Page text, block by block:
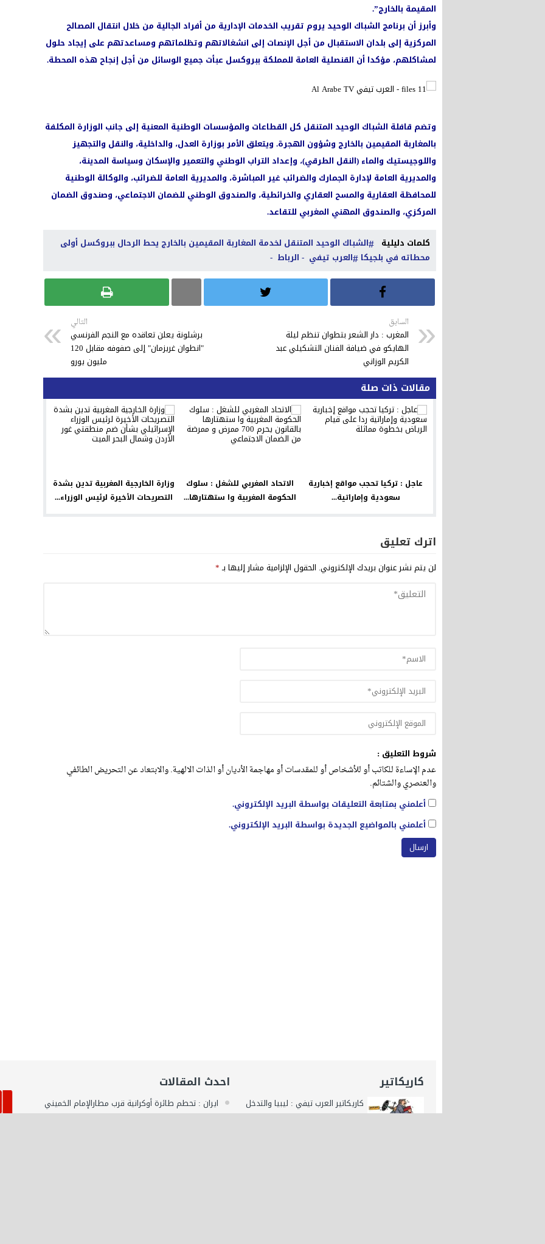
المقيمة بالخارج”.
وأبرز أن برنامج الشباك الوحيد يروم تقريب الخدمات الإدارية من أفراد الجالية من خلال انتقال المصالح
المركزية إلى بلدان الاستقبال من أجل الإنصات إلى انشغالاتهم وتظلماتهم ومساعدتهم على إيجاد حلول
لمشاكلهم، مؤكدا أن القنصلية العامة للمملكة ببروكسل عبأت جميع الوسائل من أجل إنجاح هذه المحطة.
وتضم قافلة الشباك الوحيد المتنقل كل القطاعات والمؤسسات الوطنية المعنية إلى جانب الوزارة المكلفة
بالمغاربة المقيمين بالخارج وشؤون الهجرة. ويتعلق الأمر بوزارة العدل، والداخلية، والنقل والتجهيز
واللوجيستيك والماء (النقل الطرقي)، وإعداد التراب الوطني والتعمير والإسكان وسياسة المدينة،
والمديرية العامة لإدارة الجمارك والضرائب غير المباشرة، والمديرية العامة للضرائب، والوكالة الوطنية
للمحافظة العقارية والمسح العقاري والخرائطية، والصندوق الوطني للضمان الاجتماعي، وصندوق الضمان
المركزي، والصندوق المهني المغربي للتقاعد.
كلمات دليلية
الشباك الوحيد المتنقل لخدمة المغاربة المقيمين بالخارج يحط الرحال ببروكسل أولى
محطاته في بلجيكا العرب تيفي - الرباط -
السابق
المغرب : دار الشعر بتطوان تنظم ليلة
الهايكو في ضيافة الفنان التشكيلي عبد
الكريم الوزاني
التالي
برشلونة يعلن تعاقده مع النجم الفرنسي
"انطوان غريزمان" إلى صفوفه مقابل 120
مليون يورو
مقالات ذات صلة
عاجل : تركيا تحجب مواقع إخبارية
سعودية وإماراتية...
الاتحاد المغربي للشغل : سلوك
الحكومة المغربية وا ستهتارها...
وزارة الخارجية المغربية تدين بشدة
التصريحات الأخيرة لرئيس الوزراء...
اترك تعليق
لن يتم نشر عنوان بريدك الإلكتروني. الحقول الإلزامية مشار إليها بـ*
شروط التعليق :
عدم الإساءة للكاتب أو للأشخاص أو للمقدسات أو مهاجمة الأديان أو الذات الالهية. والابتعاد عن التحريض الطائفي
والعنصري والشتائم.
أعلمني بمتابعة التعليقات بواسطة البريد الإلكتروني.
أعلمني بالمواضيع الجديدة بواسطة البريد الإلكتروني.
كاريكاتير
كاريكاتير العرب تيفي : ليبيا والتدخل
الخارجي
احدث المقالات
ايران : تحطم طائرة أوكرانية قرب مطارالإمام الخميني
بطهران يخلف مصرع 180...